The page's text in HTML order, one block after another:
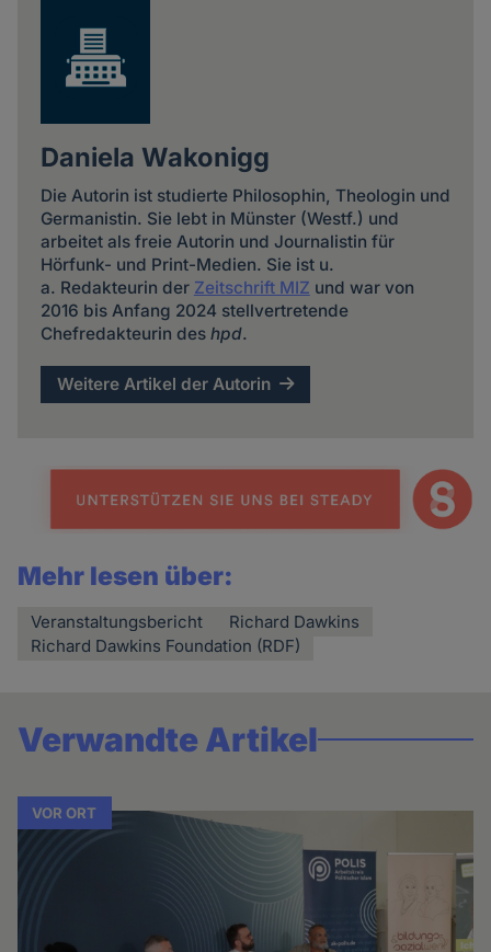
Daniela Wakonigg
Die Autorin ist studierte Philosophin, Theologin und
Germanistin. Sie lebt in Münster (Westf.) und
arbeitet als freie Autorin und Journalistin für
Hörfunk- und Print-Medien. Sie ist u.
a. Redakteurin der Zeitschrift MIZ und war von
2016 bis Anfang 2024 stellvertretende
Chefredakteurin des hpd.
Weitere Artikel der Autorin
Mehr lesen über:
Veranstaltungsbericht
Richard Dawkins
Richard Dawkins Foundation (RDF)
Verwandte Artikel
VOR ORT